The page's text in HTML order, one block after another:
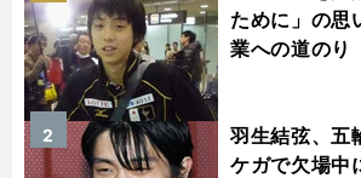
ために」の
業への道のり
羽生結弦、
ケガで欠場中
2